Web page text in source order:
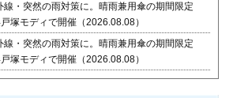
線・突然の雨対策に。晴雨兼用傘の期間限定
塚モディで開催（2026.08.08）
線・突然の雨対策に。晴雨兼用傘の期間限定
塚モディで開催（2026.08.08）